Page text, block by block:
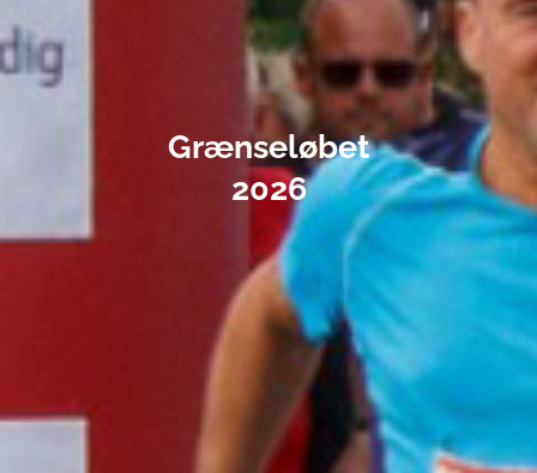
Grænseløbet
2026